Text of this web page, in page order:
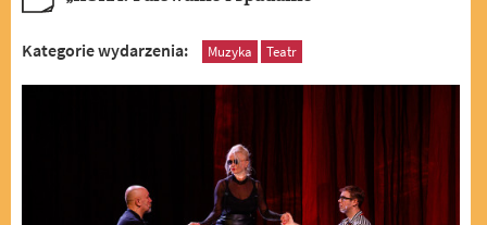
Kategorie wydarzenia: Muzyka Teatr